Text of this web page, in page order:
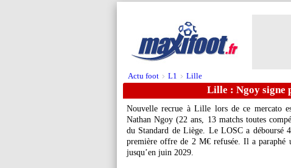
Actu foot > L1 > Lille
Lille : Ngoy signe
Nouvelle recrue à Lille lors de ce mercato
NathanNgoy (22 ans, 13 matchs toutes
du Standard de Liège. Le LOSC a déboursé
première offre de 2 M€ refusée. Il a paraphé
jusqu’en juin 2029.